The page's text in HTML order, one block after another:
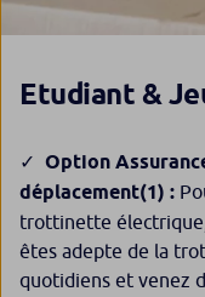
Etudiant &
Option
déplacement(1) :
trottinette
êtes adepte de la
quotidiens et venez